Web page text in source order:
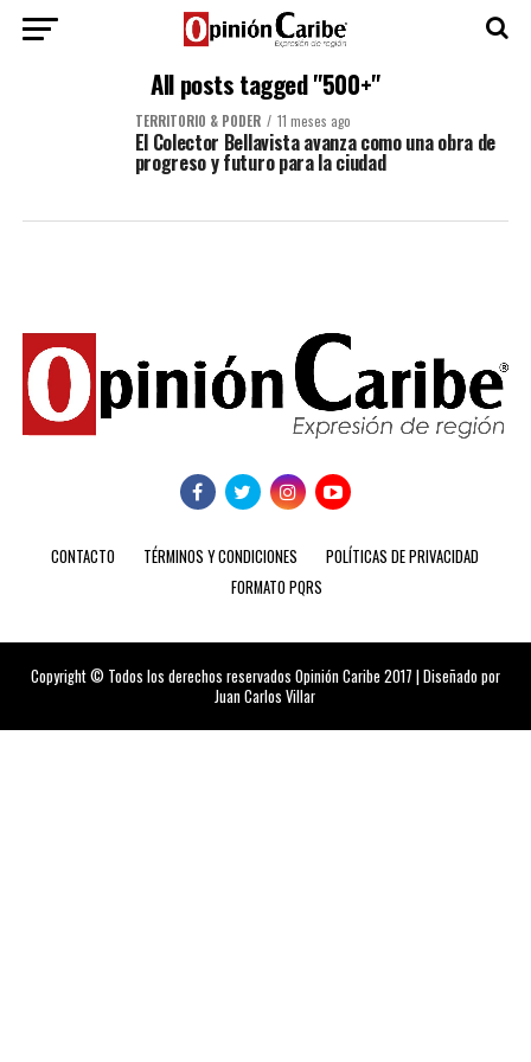
All posts tagged "500+"
TERRITORIO & PODER 11 meses ago
El Colector Bellavista avanza como una obra de
progreso y futuro para la ciudad
CONTACTO TÉRMINOS Y CONDICIONES
POLÍTICAS DE PRIVACIDAD
FORMATO PQRS
Copyright © Todos los derechos reservados Opinión Caribe 2017 | Diseñado por
Juan Carlos Villar